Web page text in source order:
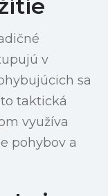
v
sa
taktická
využíva
pohybov a